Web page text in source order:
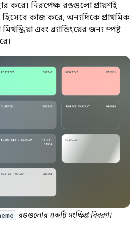
করে। নিরপেক্ষ রঙগুলো প্রায়শই
হিসেবে কাজ করে, অন্যদিকে প্রাথমিক
এবং ব্র্যান্ডিংয়ের জন্য স্পষ্ট
রঙগুলোর একটি সংক্ষিপ্ত বিবরণ।